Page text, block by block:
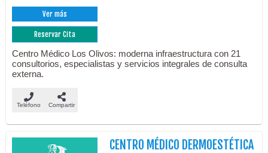
Ver más
Reservar Cita
Centro Médico Los Olivos: moderna infraestructura con 21
consultorios, especialistas y servicios integrales de consulta
externa.
Teléfono Compartir
CENTRO MÉDICO DERMOESTÉTICA